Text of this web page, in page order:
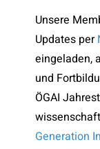
Unsere
Updates per
eingeladen,
und
ÖGAI
Generation